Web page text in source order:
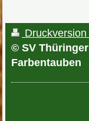
Druckversion
© SV Thüringer
Farbentauben